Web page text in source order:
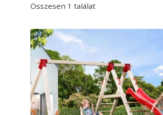
Összesen 1 találat